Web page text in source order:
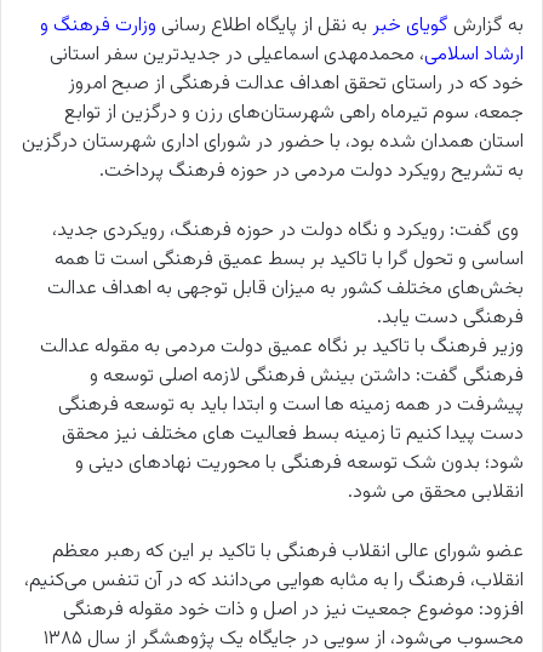
به گزارش گویای خبر به نقل از پایگاه اطلاع رسانی وزارت فرهنگ و
ارشاد اسلامی، محمدمهدی اسماعیلی در جدیدترین سفر استانی
خود که در راستای تحقق اهداف عدالت فرهنگی از صبح امروز
جمعه، سوم تیرماه راهی شهرستان‌های رزن و درگزین از توابع
استان همدان شده بود، با حضور در شورای اداری شهرستان درگزین
به تشریح رویکرد دولت مردمی در حوزه فرهنگ پرداخت.
وی گفت: رویکرد و نگاه دولت در حوزه فرهنگ، رویکردی جدید،
اساسی و تحول گرا با تاکید بر بسط عمیق فرهنگی است تا همه
بخش‌های مختلف کشور به میزان قابل توجهی به اهداف عدالت
فرهنگی دست یابد.
وزیر فرهنگ با تاکید بر نگاه عمیق دولت مردمی به مقوله عدالت
فرهنگی گفت: داشتن بینش فرهنگی لازمه اصلی توسعه و
پیشرفت در همه زمینه ها است ‌و ابتدا باید به توسعه فرهنگی
دست پیدا کنیم تا زمینه بسط فعالیت های مختلف نیز محقق
شود؛ بدون شک توسعه فرهنگی با محوریت نهادهای دینی و
انقلابی محقق می شود.
عضو شورای عالی انقلاب فرهنگی با تاکید بر این که رهبر معظم
انقلاب، فرهنگ را به‌ مثابه هوایی می‌دانند که در آن تنفس می‌کنیم،
افزود: موضوع جمعیت نیز در اصل و ذات خود مقوله فرهنگی